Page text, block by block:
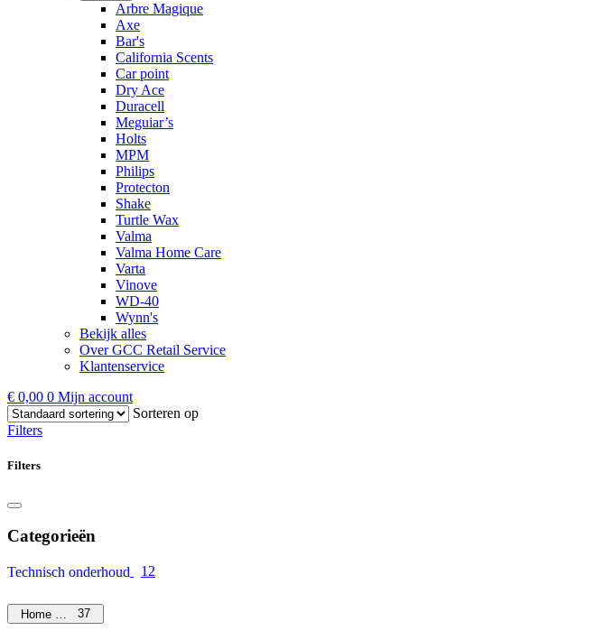
Arbre Magique
Axe
Bar's
California Scents
Car point
Dry Ace
Duracell
Meguiar’s
Holts
MPM
Philips
Protecton
Shake
Turtle Wax
Valma
Valma Home Care
Varta
Vinove
WD-40
Wynn's
Bekijk alles
Over GCC Retail Service
Klantenservice
€ 0,00 0 Mijn account
Sorteren op
Filters
Filters
Categorieën
Technisch onderhoud 12
Home Care37